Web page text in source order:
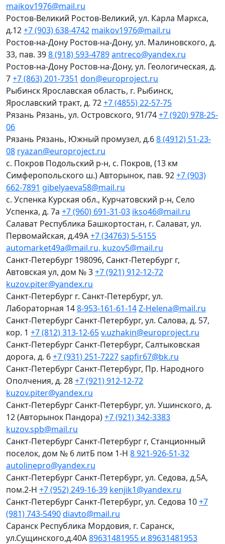
maikov1976@mail.ru
Ростов-Великий Ростов-Великий, ул. Карла Маркса,
д.12+7 (903) 638-4742 maikov1976@mail.ru
Ростов-на-Дону Ростов-на-Дону, ул. Малиновского, д.
33, пав. 398 (918) 593-4789antreco@yandex.ru
Ростов-на-Дону Ростов-на-Дону, ул. Геологическая, д.
7+7 (863) 201-7351 don@europroject.ru
РыбинскЯрославская область, г. Рыбинск,
Ярославский тракт, д. 72+7 (4855) 22-57-75
Рязань Рязань, ул. Островского, 91/74+7 (920) 978-25-
06
Рязань Рязань, Южный промузел, д.68 (4912) 51-23-
08 ryazan@europroject.ru
с. Покров Подольский р-н, с. Покров, (13 км
Симферопольского ш.) Авторынок, пав. 92+7 (903)
662-7891 gibelyaeva58@mail.ru
с. Успенка Курская обл., Курчатовский р-н, Село
Успенка, д. 7а +7 (960) 691-31-03 ikso46@mail.ru
Салават Республика Башкортостан, г. Салават, ул.
Первомайская, д.49А+7 (34763) 5-5155
automarket49a@mail.ru, kuzov5@mail.ru
Санкт-Петербург 198096, Санкт-Петербург г,
Автовская ул, дом № 3+7 (921) 912-12-72
kuzov.piter@yandex.ru
Санкт-Петербург г. Санкт-Петербург, ул.
Лабораторная 148-953-161-61-14Z-Helena@mail.ru
Санкт-Петербург Санкт-Петербург, ул. Салова, д. 57,
кор. 1 +7 (812) 313-12-65v.uzhakin@europroject.ru
Санкт-Петербург Санкт-Петербург, Салтыковская
дорога, д. 6+7 (931) 251-7227sapfir67@bk.ru
Санкт-Петербург Санкт-Петербург, Пр. Народного
Ополчения, д. 28+7 (921) 912-12-72
kuzov.piter@yandex.ru
Санкт-Петербург Санкт-Петербург, ул. Ушинского, д.
12 (Авторынок Пандора)+7 (921) 342-3383
kuzov.spb@mail.ru
Санкт-Петербург Санкт-Петербург г, Станционный
поселок, дом № 6 литБ пом 1-Н 8 921-926-51-32
autolinepro@yandex.ru
Санкт-Петербург Санкт-Петербург, ул. Седова, д.5А,
пом.2-Н +7 (952) 249-16-39 kenjik1@yandex.ru
Санкт-Петербург Санкт-Петербург, ул. Седова 10+7
(981) 743-5490diavto@mail.ru
Саранск Республика Мордовия, г. Саранск,
ул.Сущинского,д.40А89631481955 и 89631481953